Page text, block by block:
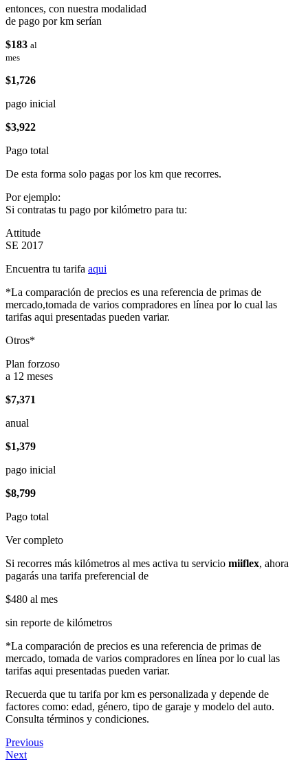
entonces, con nuestra modalidad
de pago por km serían
$183 al
mes
$1,726
pago inicial
$3,922
Pago total
De esta forma solo pagas por los km que recorres.
Por ejemplo:
Si contratas tu pago por kilómetro para tu:
Attitude
SE 2017
Encuentra tu tarifa aqui
*La comparación de precios es una referencia de primas de
mercado,tomada de varios compradores en línea por lo cual las
tarifas aqui presentadas pueden variar.
Otros*
Plan forzoso
a 12 meses
$7,371
anual
$1,379
pago inicial
$8,799
Pago total
Ver completo
Si recorres más kilómetros al mes activa tu servicio miiflex, ahora
pagarás una tarifa preferencial de
$480 al mes
sin reporte de kilómetros
*La comparación de precios es una referencia de primas de
mercado, tomada de varios compradores en línea por lo cual las
tarifas aqui presentadas pueden variar.
Recuerda que tu tarifa por km es personalizada y depende de
factores como: edad, género, tipo de garaje y modelo del auto.
Consulta términos y condiciones.
Previous
Next